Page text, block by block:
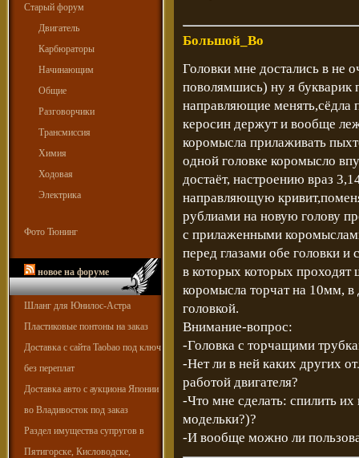
Старый форум
Двигатель
Карбюраторы
Начинающим
Общие
Разговорчики
Трансмиссия
Химия
Ходовая
Электрика
Фото Тюнинг
новое на форуме
Шланг для Юнилос-Астра
Пластиковые понтоны на заказ
Доставка с сайта Taobao под ключ
без переплат
Доставка авто с аукциона Японии
во Владивосток под заказ
Раздел имущества супругов в
Пятигорске, Кисловодске,
Большой_Во
Головки мне достались в не
поволямшись) ну я букварик
направляющие менять,сёдла
керосин держут и вообще
коромысла прилаживать
одной головке коромысло
достаёт, настроению враз
направляющую
рублиами на новую голову
с прилаженными
перед глазами обе головки
в которых которых проходят
коромысла торчат на 10мм,
головкой.
Внимание-вопрос:
-Головка с торчащими
-Нет ли в ней каких других
работой двигателя?
-Что мне сделать: спилить
модельки?)?
-И вообще можно ли